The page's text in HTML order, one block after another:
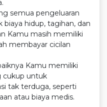
semua pengeluaran
biaya hidup, tagihan, dan
Kamu masih memiliki
membayar cicilan
Kamu memiliki
cukup untuk
tak terduga, seperti
atau biaya medis.